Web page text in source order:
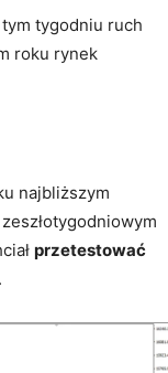
tygodniu ruch
roku rynek
najbliższym
przetestować